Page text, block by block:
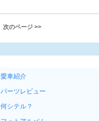
次のページ >>
愛車紹介
パーツレビュー
何シテル？